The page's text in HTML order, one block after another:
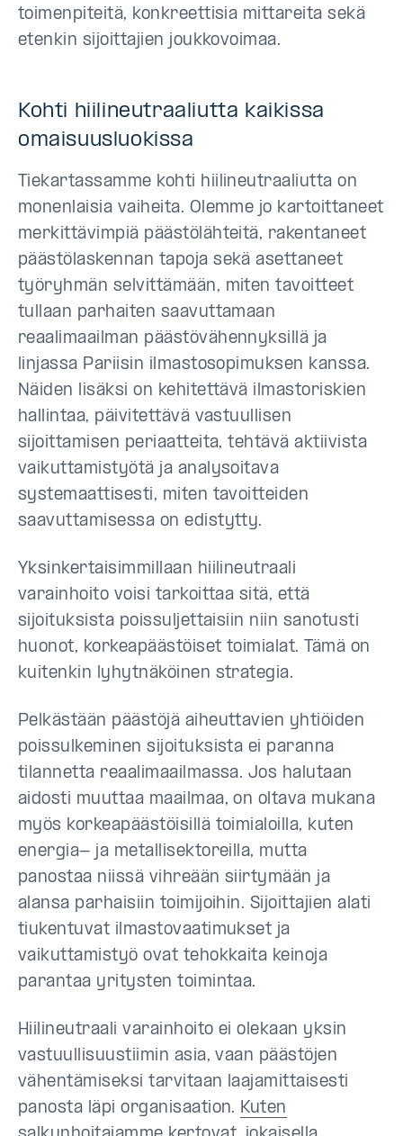
toimenpiteitä, konkreettisia mittareita sekä
etenkin sijoittajien joukkovoimaa.
Kohti hiilineutraaliutta kaikissa
omaisuusluokissa
Tiekartassamme kohti hiilineutraaliutta on
monenlaisia vaiheita. Olemme jo kartoittaneet
merkittävimpiä päästölähteitä, rakentaneet
päästölaskennan tapoja sekä asettaneet
työryhmän selvittämään, miten tavoitteet
tullaan parhaiten saavuttamaan
reaalimaailman päästövähennyksillä ja
linjassa Pariisin ilmastosopimuksen kanssa.
Näiden lisäksi on kehitettävä ilmastoriskien
hallintaa, päivitettävä vastuullisen
sijoittamisen periaatteita, tehtävä aktiivista
vaikuttamistyötä ja analysoitava
systemaattisesti, miten tavoitteiden
saavuttamisessa on edistytty.
Yksinkertaisimmillaan hiilineutraali
varainhoito voisi tarkoittaa sitä, että
sijoituksista poissuljettaisiin niin sanotusti
huonot, korkeapäästöiset toimialat. Tämä on
kuitenkin lyhytnäköinen strategia.
Pelkästään päästöjä aiheuttavien yhtiöiden
poissulkeminen sijoituksista ei paranna
tilannetta reaalimaailmassa. Jos halutaan
aidosti muuttaa maailmaa, on oltava mukana
myös korkeapäästöisillä toimialoilla, kuten
energia- ja metallisektoreilla, mutta
panostaa niissä vihreään siirtymään ja
alansa parhaisiin toimijoihin. Sijoittajien alati
tiukentuvat ilmastovaatimukset ja
vaikuttamistyö ovat tehokkaita keinoja
parantaa yritysten toimintaa.
Hiilineutraali varainhoito ei olekaan yksin
vastuullisuustiimin asia, vaan päästöjen
vähentämiseksi tarvitaan laajamittaisesti
panosta läpi organisaation. Kuten